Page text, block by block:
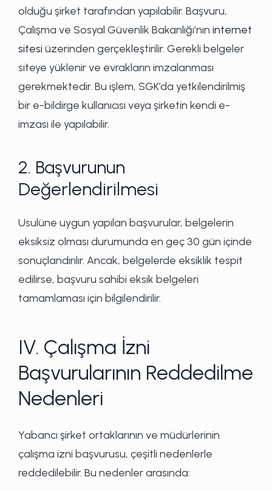
olduğu şirket tarafından yapılabilir. Başvuru,
Çalışma ve Sosyal Güvenlik Bakanlığı’nın internet
sitesiüzerinden gerçekleştirilir. Gerekli belgeler
siteye yüklenir ve evrakların imzalanması
gerekmektedir. Bu işlem, SGK’da yetkilendirilmiş
bir e-bildirge kullanıcısı veya şirketin kendi e-
imzası ile yapılabilir.
2. Başvurunun
Değerlendirilmesi
Usulüne uygun yapılan başvurular, belgelerin
eksiksiz olması durumunda en geç 30 gün içinde
sonuçlandırılır. Ancak, belgelerde eksiklik tespit
edilirse, başvuru sahibi eksik belgeleri
tamamlaması için bilgilendirilir.
IV. Çalışma İzni
Başvurularının Reddedilme
Nedenleri
Yabancı şirket ortaklarının ve müdürlerinin
çalışma izni başvurusu, çeşitli nedenlerle
reddedilebilir. Bu nedenler arasında: